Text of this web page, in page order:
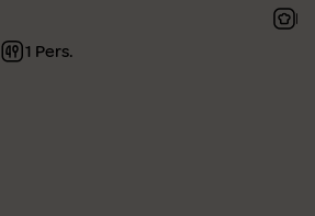
1 Pers.